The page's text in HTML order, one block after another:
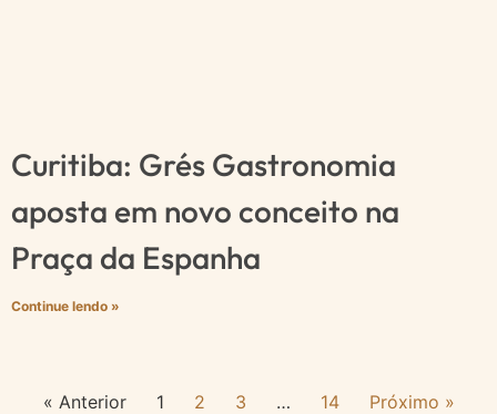
Curitiba: Grés Gastronomia
aposta em novo conceito na
Praça da Espanha
Continue lendo »
« Anterior 1 2 3 … 14 Próximo »